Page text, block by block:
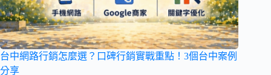
台中網路行銷怎麼選？口碑行銷實戰重點！3個台中案例
分享